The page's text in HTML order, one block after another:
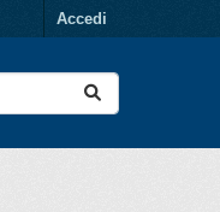
Accedi